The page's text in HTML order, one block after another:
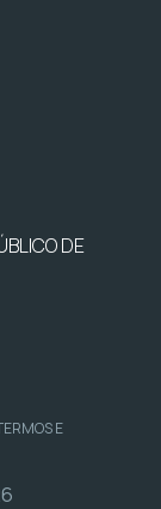
DE
E